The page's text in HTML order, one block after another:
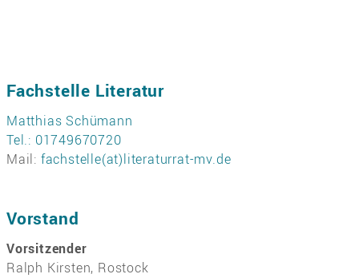
Fachstelle Literatur
Matthias Schümann
Tel.: 01749670720
Mail: fachstelle(at)literaturrat-mv.de
Vorstand
Vorsitzender
Ralph Kirsten, Rostock